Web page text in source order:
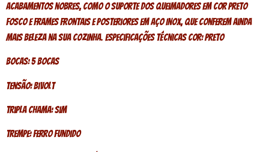
acabamentos nobres, como o suporte dos queimadores em cor preto
fosco e frames frontais e posteriores em aço Inox, que conferem ainda
mais beleza na sua cozinha. Especificações Técnicas Cor: Preto
Bocas: 5 bocas
Tensão: Bivolt
Tripla chama: Sim
Trempe: Ferro fundido